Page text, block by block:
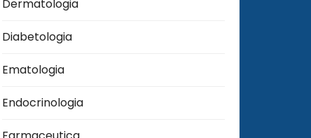
Dermatologia
Diabetologia
Ematologia
Endocrinologia